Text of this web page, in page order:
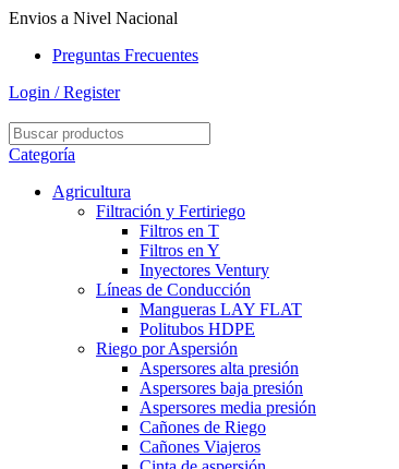
Envios a Nivel Nacional
Preguntas Frecuentes
Login / Register
Categoría
Agricultura
Filtración y Fertiriego
Filtros en T
Filtros en Y
Inyectores Ventury
Líneas de Conducción
Mangueras LAY FLAT
Politubos HDPE
Riego por Aspersión
Aspersores alta presión
Aspersores baja presión
Aspersores media presión
Cañones de Riego
Cañones Viajeros